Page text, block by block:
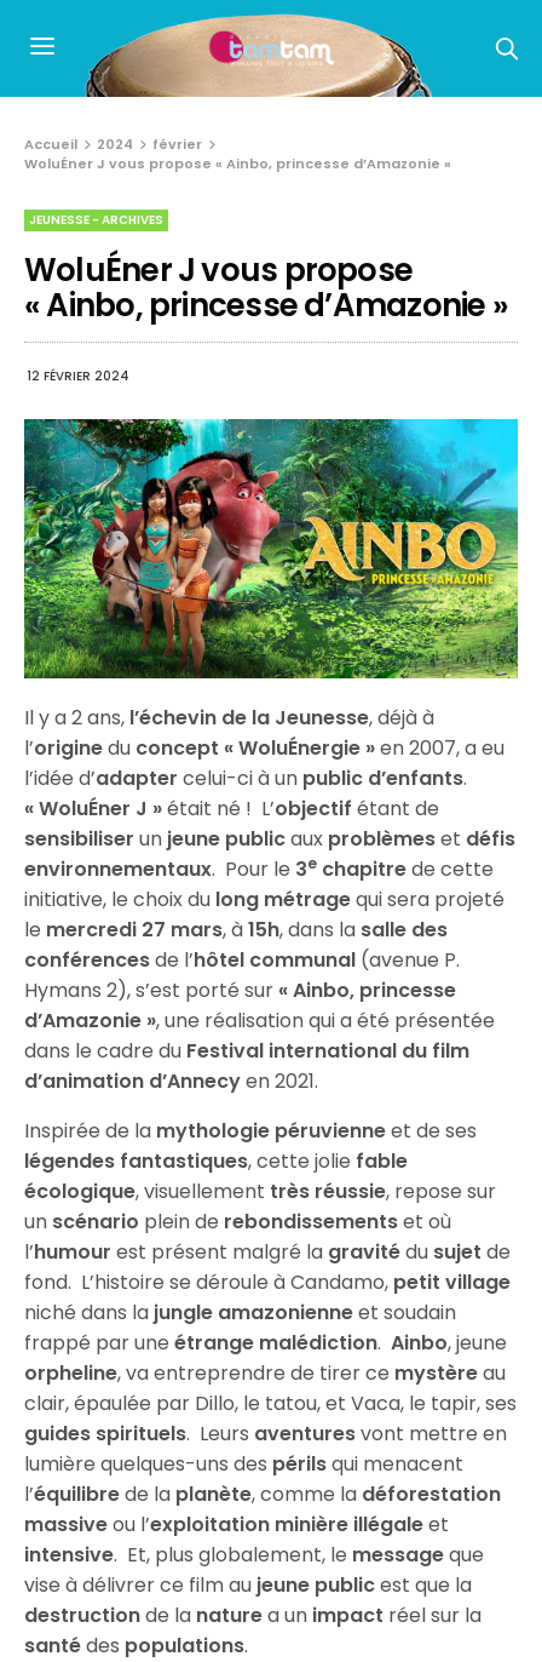
Accueil 2024
février
WoluÉner J vous propose « Ainbo, princesse d’Amazonie »
JEUNESSE - ARCHIVES
WoluÉner J vous propose
« Ainbo, princesse d’Amazonie »
12 FÉVRIER 2024
Il y a 2 ans, l’échevin de la Jeunesse, déjà à
l’originedu concept « WoluÉnergie »en 2007, a eu
l’idée d’adapter celui-ci à un public d’enfants.
« WoluÉner J »était né ! L’objectif étant de
sensibiliser un jeune publicaux problèmeset défis
environnementaux. Pour le 3e chapitrede cette
initiative, le choix du long métragequi sera projeté
le mercredi 27 mars, à15h, dans la salle des
conférencesde l’hôtel communal (avenue P.
Hymans 2), s’est porté sur « Ainbo, princesse
d’Amazonie », une réalisation qui a été présentée
dans le cadre du Festival international du film
d’animation d’Annecyen 2021.
Inspirée de la mythologie péruvienneet de ses
légendes fantastiques, cette jolie fable
écologique, visuellement très réussie, repose sur
un scénario plein de rebondissementset où
l’humour est présent malgré la gravitédu sujet de
fond. L’histoire se déroule à Candamo, petit village
niché dans la jungle amazonienneet soudain
frappé par uneétrange malédiction.Ainbo, jeune
orpheline, va entreprendre de tirer ce mystèreau
clair, épaulée par Dillo, le tatou, et Vaca, le tapir, ses
guides spirituels. Leurs aventuresvont mettre en
lumière quelques-uns des périlsqui menacent
l’équilibrede la planète, comme la déforestation
massiveou l’exploitation minière illégaleet
intensive. Et, plus globalement, le messageque
vise à délivrer ce film au jeune publicest que la
destructionde la naturea un impact réel sur la
santédes populations.